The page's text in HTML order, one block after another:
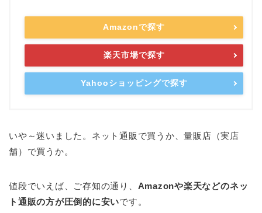
Amazonで探す
楽天市場で探す
Yahooショッピングで探す
いや～迷いました。ネット通販で買うか、量販店（実店
舗）で買うか。
値段でいえば、ご存知の通り、 Amazonや楽天などのネッ
ト通販の方が圧倒的に安いです。